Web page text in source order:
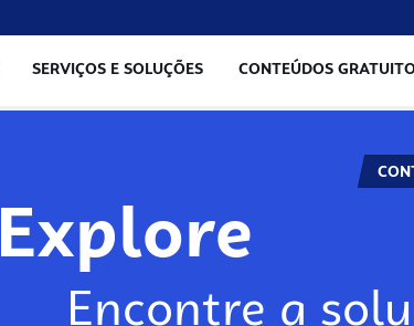
SERVIÇOS E SOLUÇÕES CONTEÚDOS
Explore
Encontre a